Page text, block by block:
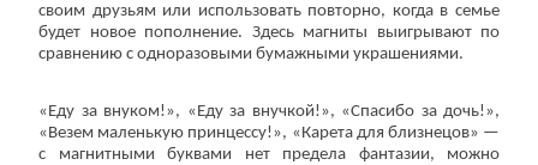
своим друзьям или использовать повторно, когда в семье
будет новое пополнение. Здесь магниты выигрывают по
сравнению с одноразовыми бумажными украшениями.
«Еду за внуком!», «Еду за внучкой!», «Спасибо за дочь!»,
«Везем маленькую принцессу!», «Карета для близнецов» —
с магнитными буквами нет предела фантазии, можно